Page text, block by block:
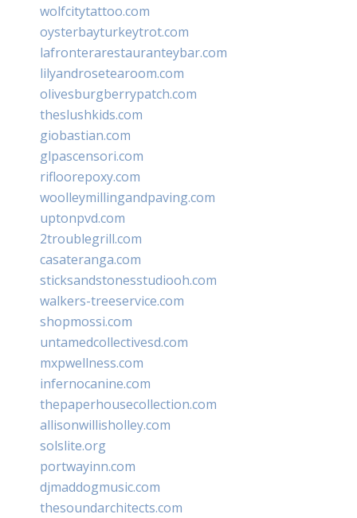
wolfcitytattoo.com
oysterbayturkeytrot.com
lafronterarestauranteybar.com
lilyandrosetearoom.com
olivesburgberrypatch.com
theslushkids.com
giobastian.com
glpascensori.com
rifloorepoxy.com
woolleymillingandpaving.com
uptonpvd.com
2troublegrill.com
casateranga.com
sticksandstonesstudiooh.com
walkers-treeservice.com
shopmossi.com
untamedcollectivesd.com
mxpwellness.com
infernocanine.com
thepaperhousecollection.com
allisonwillisholley.com
solslite.org
portwayinn.com
djmaddogmusic.com
thesoundarchitects.com